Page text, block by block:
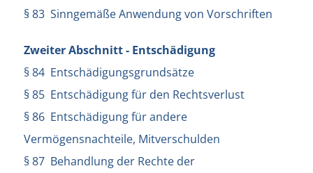
§ 83 Sinngemäße Anwendung von Vorschriften
Zweiter Abschnitt - Entschädigung
§ 84 Entschädigungsgrundsätze
§ 85 Entschädigung für den Rechtsverlust
§ 86 Entschädigung für andere
Vermögensnachteile, Mitverschulden
§ 87 Behandlung der Rechte der